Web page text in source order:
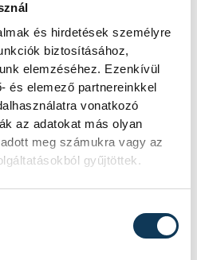
és hirdetések személyre
biztosításához,
elemzéséhez. Ezenkívül
és elemező partnereinkkel
vonatkozó
az adatokat más olyan
meg számukra vagy az
gyűjtöttek.
ESEMÉNYEK BETÖLTÉSE
FUTSAL NB I, A 3.
2025/2026